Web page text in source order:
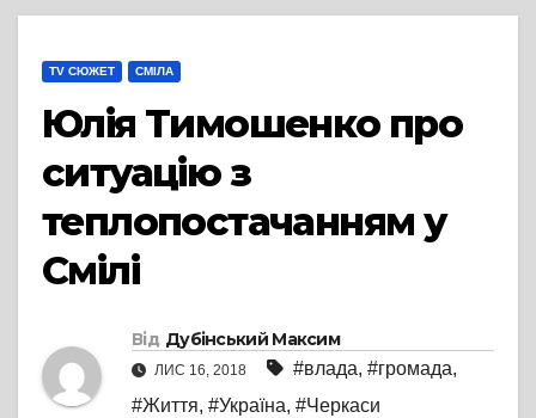
TV СЮЖЕТ СМІЛА
Юлія Тимошенко про
ситуацію з
теплопостачанням у
Смілі
Від Дубінський Максим
ЛИС 16, 2018 #влада, #громада,
#Життя, #Україна, #Черкаси